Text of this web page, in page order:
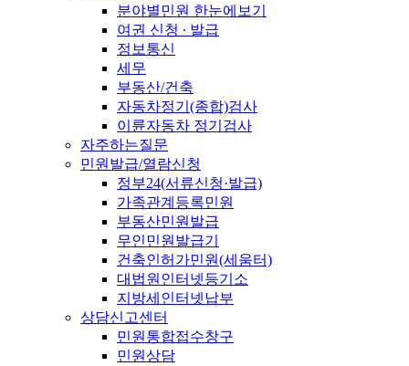
분야별민원 한눈에보기
여권 신청 ∙ 발급
정보통신
세무
부동산/건축
자동차정기(종합)검사
이륜자동차 정기검사
자주하는질문
민원발급/열람신청
정부24(서류신청·발급)
가족관계등록민원
부동산민원발급
무인민원발급기
건축인허가민원(세움터)
대법원인터넷등기소
지방세인터넷납부
상담신고센터
민원통합접수창구
민원상담